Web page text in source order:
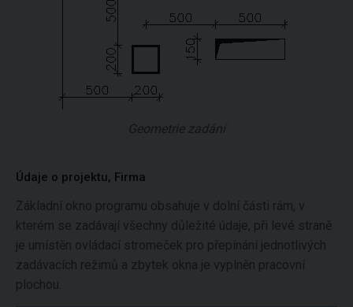
Geometrie zadání
Údaje o projektu, Firma
Základní okno programu obsahuje v dolní části rám, v
kterém se zadávají všechny důležité údaje, při levé straně
je umístěn ovládací stromeček pro přepínání jednotlivých
zadávacích režimů a zbytek okna je vyplněn pracovní
plochou.